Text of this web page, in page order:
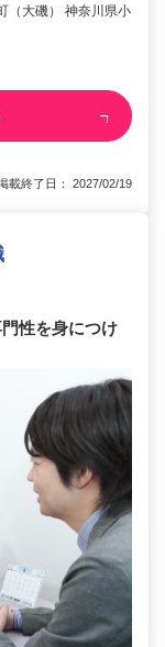
（大磯） 神奈川県小
終了日： 2027/02/19
性を身につけ